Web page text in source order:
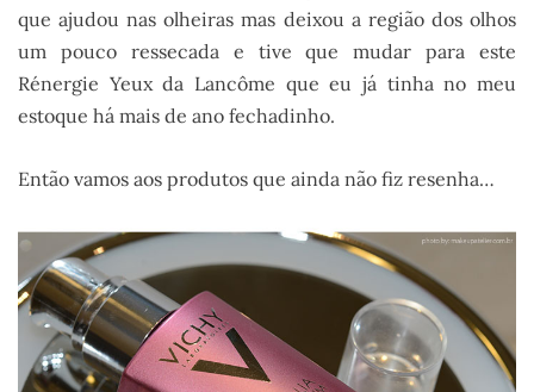
que ajudou nas olheiras mas deixou a região dos olhos
um pouco ressecada e tive que mudar para este
Rénergie Yeux da Lancôme que eu já tinha no meu
estoque há mais de ano fechadinho.
Então vamos aos produtos que ainda não fiz resenha…